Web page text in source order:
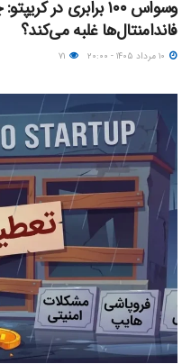
وسواس ۱۰۰ برابری در
فاندامنتال‌ها غلبه می‌کند؟